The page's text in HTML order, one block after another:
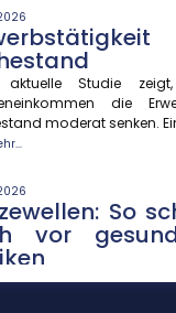
aktuelle Studie
die
moderat senken.
So
vor
Temperaturen